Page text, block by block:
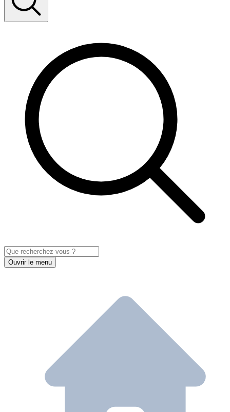
Ouvrir le menu